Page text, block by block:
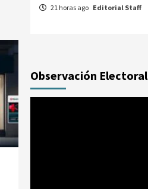
21 horas ago Editorial Staff
Observación Electoral